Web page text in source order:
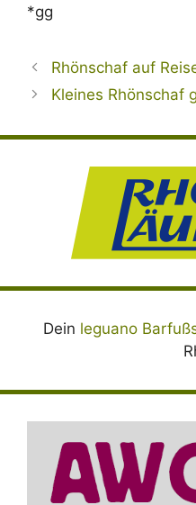
*gg
Rhönschaf auf
Kleines Rhönschaf
Dein leguano